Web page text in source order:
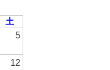
土
5
12